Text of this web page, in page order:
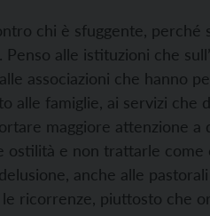
chi è sfuggente, perché
alle istituzioni che
associazioni che hanno
alle famiglie, ai servizi che
maggiore attenzione a
e non trattarle come
anche alle
ricorrenze, piuttosto che